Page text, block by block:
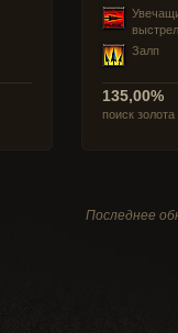
выстрел
Залп
135,00%
поиск золота
Последнее